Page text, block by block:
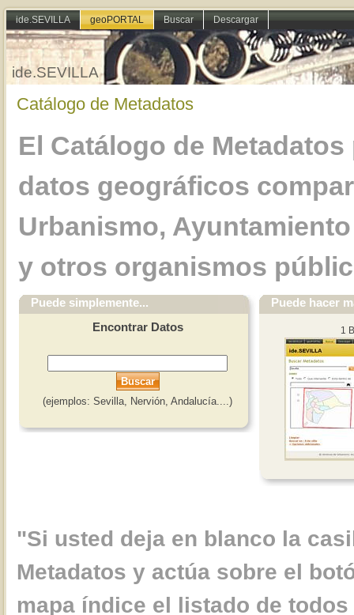
ide.SEVILLA geoPORTAL Buscar Descargar
ide.SEVILLA
Catálogo de Metadatos
El Catálogo de
datos geográficos
Urbanismo,
y otros organismos
Puede simplemente...
Encontrar Datos
(ejemplos: Sevilla, Nervión, Andalucía....)
Puede hacer
1
"Si usted deja en blanco la
Metadatos y actúa sobre el
mapa índice el listado de